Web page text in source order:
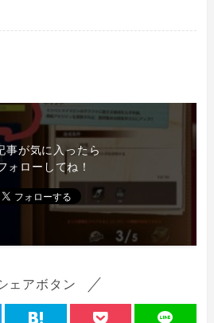
事が気に入ったら
ォローしてね！
ェアボタン